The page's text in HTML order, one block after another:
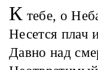
К тебе, о
Несется плач
Давно над